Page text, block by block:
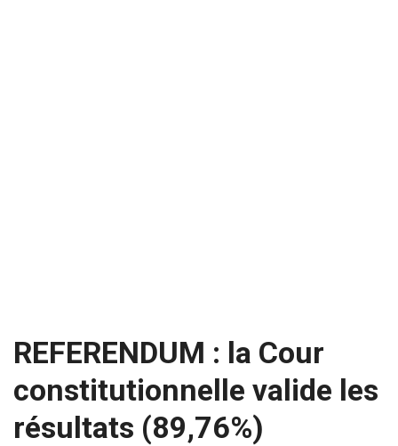
REFERENDUM : la Cour
constitutionnelle valide les
résultats (89,76%)